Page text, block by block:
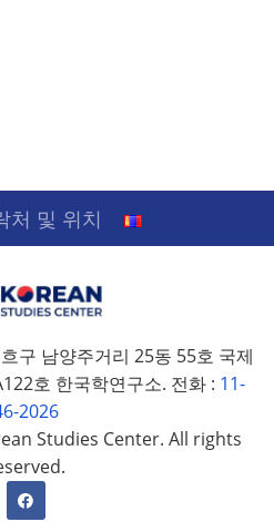
처 및 위치
구 남양주거리 25동 55호 국제
호 한국학연구소. 전화 : 11-
2026
Studies Center. All rights